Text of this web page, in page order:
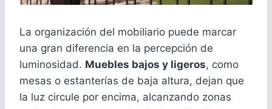
La organización del mobiliario puede marcar
una gran diferencia en la percepción de
luminosidad. Muebles bajos y ligeros, como
mesas o estanterías de baja altura, dejan que
la luz circule por encima, alcanzando zonas